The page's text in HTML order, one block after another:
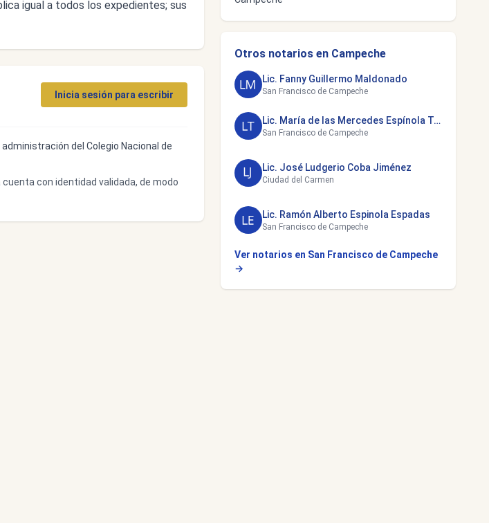
igual a todos los expedientes; sus
Inicia sesión para escribir
del Colegio Nacional de
con identidad validada, de modo
Otros notarios en Campeche
Lic. Fanny Guillermo Maldonado
San Francisco de Campeche
Lic. María de las Mercedes Espínola Toraya
San Francisco de Campeche
Lic. José Ludgerio Coba Jiménez
Ciudad del Carmen
Lic. Ramón Alberto Espinola Espadas
San Francisco de Campeche
Ver notarios en San Francisco de Campeche
→